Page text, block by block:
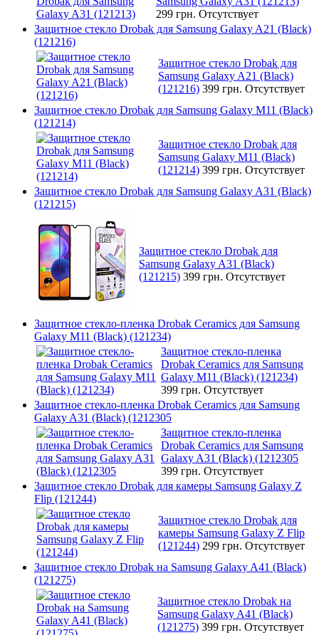
299 грн. Отсутствует
Защитное стекло Drobak для Samsung Galaxy A21 (Black)
(121216)
Защитное стекло Drobak для
Samsung Galaxy A21 (Black)
(121216) 399 грн. Отсутствует
Защитное стекло Drobak для Samsung Galaxy M11 (Black)
(121214)
Защитное стекло Drobak для
Samsung Galaxy M11 (Black)
(121214) 399 грн. Отсутствует
Защитное стекло Drobak для Samsung Galaxy A31 (Black)
(121215)
Защитное стекло Drobak для
Samsung Galaxy A31 (Black)
(121215) 399 грн. Отсутствует
Защитное стекло-пленка Drobak Ceramics для Samsung
Galaxy M11 (Black) (121234)
Защитное стекло-пленка
Drobak Ceramics для Samsung
Galaxy M11 (Black) (121234)
399 грн. Отсутствует
Защитное стекло-пленка Drobak Ceramics для Samsung
Galaxy A31 (Black) (1212305
Защитное стекло-пленка
Drobak Ceramics для Samsung
Galaxy A31 (Black) (1212305
399 грн. Отсутствует
Защитное стекло Drobak для камеры Samsung Galaxy Z
Flip (121244)
Защитное стекло Drobak для
камеры Samsung Galaxy Z Flip
(121244) 299 грн. Отсутствует
Защитное стекло Drobak на Samsung Galaxy A41 (Black)
(121275)
Защитное стекло Drobak на
Samsung Galaxy A41 (Black)
(121275) 399 грн. Отсутствует